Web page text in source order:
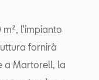
l’impianto
fornirà
a Martorell, la